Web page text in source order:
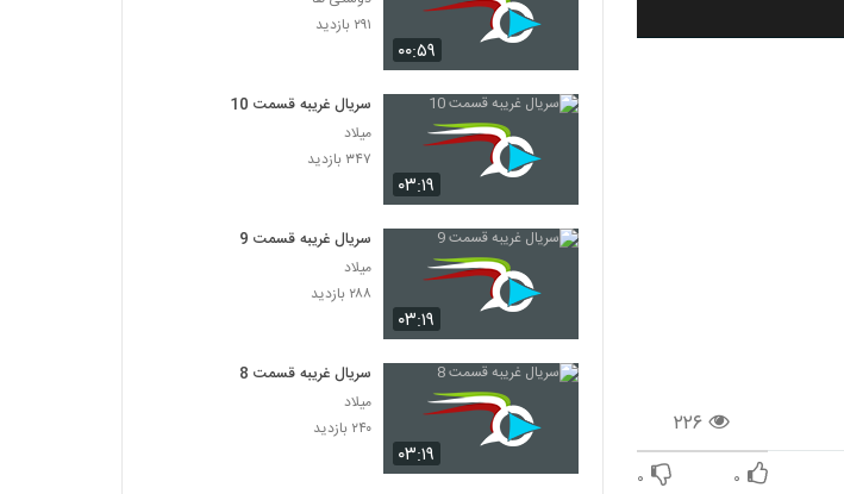
۲۲۶
۰ ۰
۰۰:۵۹
۲۹۱ بازدید
۰۳:۱۹
سریال غریبه قسمت 10
میلاد
۳۴۷ بازدید
۰۳:۱۹
سریال غریبه قسمت 9
میلاد
۲۸۸ بازدید
۰۳:۱۹
سریال غریبه قسمت 8
میلاد
۲۴۰ بازدید